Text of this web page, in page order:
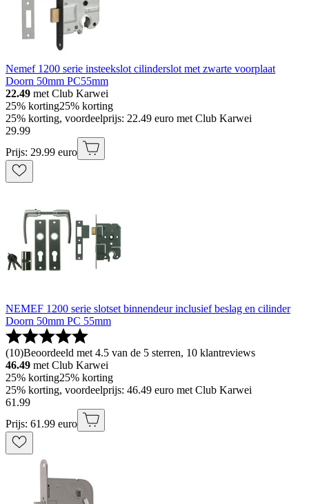
Nemef 1200 serie insteekslot cilinderslot met zwarte voorplaat
Doorn 50mm PC55mm
22.49 met Club Karwei
25% korting25% korting
25% korting, voordeelprijs: 22.49 euro met Club Karwei
29.99
Prijs: 29.99 euro
NEMEF 1200 serie slotset binnendeur inclusief beslag en cilinder
Doorn 50mm PC 55mm
(10)Beoordeeld met 4.5 van de 5 sterren, 10 klantreviews
46.49 met Club Karwei
25% korting25% korting
25% korting, voordeelprijs: 46.49 euro met Club Karwei
61 .99
Prijs: 61.99 euro